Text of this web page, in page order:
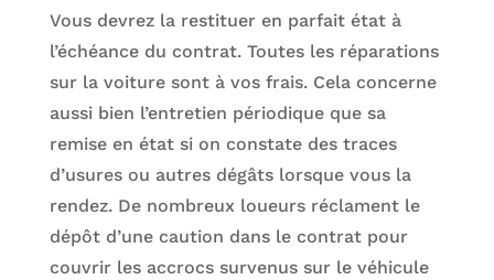
Vous devrez la restituer en parfait état à
l’échéance du contrat. Toutes les réparations
sur la voiture sont à vos frais. Cela concerne
aussi bien l’entretien périodique que sa
remise en état si on constate des traces
d’usures ou autres dégâts lorsque vous la
rendez. De nombreux loueurs réclament le
dépôt d’une caution dans le contrat pour
couvrir les accrocs survenus sur le véhicule